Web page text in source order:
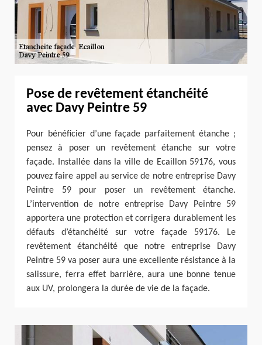
Pose de revêtement étanchéité
avec Davy Peintre 59
Pour bénéficier d’une façade parfaitement étanche ;
pensez à poser un revêtement étanche sur votre
façade. Installée dans la ville de Ecaillon 59176, vous
pouvez faire appel au service de notre entreprise Davy
Peintre 59 pour poser un revêtement étanche.
L’intervention de notre entreprise Davy Peintre 59
apportera une protection et corrigera durablement les
défauts d’étanchéité sur votre façade 59176. Le
revêtement étanchéité que notre entreprise Davy
Peintre 59 va poser aura une excellente résistance à la
salissure, ferra effet barrière, aura une bonne tenue
aux UV, prolongera la durée de vie de la façade.